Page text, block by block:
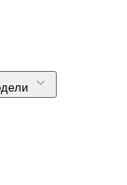
Подели